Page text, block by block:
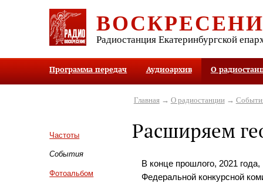
Радиостанция Екатеринбургской
Программа передач Аудиоархив О
Частоты
События
Фотоальбом
Главная→ О радиостанции→
Расширяем
В конце прошлого, 2021 года,
Федеральной конкурсной